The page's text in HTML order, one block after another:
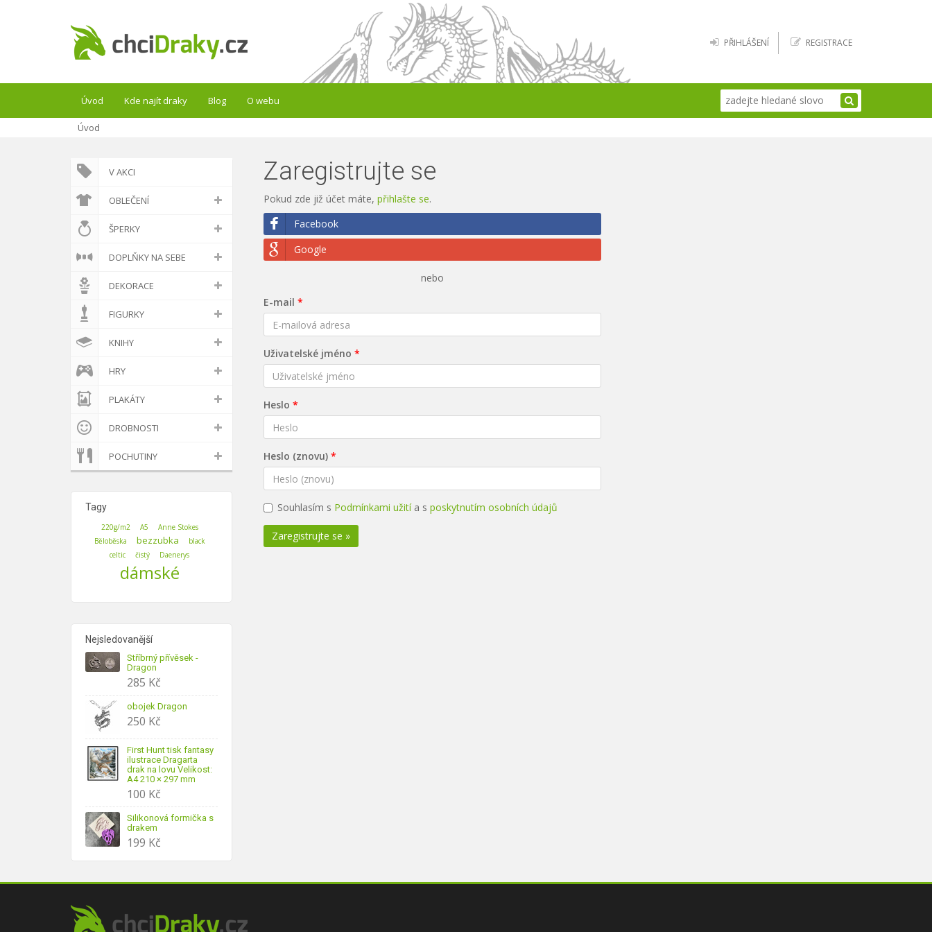
PŘIHLÁŠENÍ REGISTRACE
Úvod Kde najít draky Blog O webu
Úvod
V AKCI
OBLEČENÍ
ŠPERKY
DOPLŇKY NA SEBE
DEKORACE
FIGURKY
KNIHY
HRY
PLAKÁTY
DROBNOSTI
POCHUTINY
Tagy
220g/m2 A5
Anne Stokes
Běloběska
bezzubka
black
celtic
čistý Daenerys
dámské
Nejsledovanější
Stříbrný přívěsek -
Dragon
285 Kč
obojek Dragon
250 Kč
First Hunt tisk fantasy
ilustrace Dragarta
drak na lovu Velikost:
A4 210 × 297 mm
100 Kč
Silikonová formička s
drakem
199 Kč
Zaregistrujte se
Pokud zde již účet máte, přihlašte se.
Facebook
Google
nebo
E-mail
Uživatelské jméno
Heslo
Heslo (znovu)
Souhlasím s Podmínkami užitía s poskytnutím osobních údajů
Zaregistrujte se »